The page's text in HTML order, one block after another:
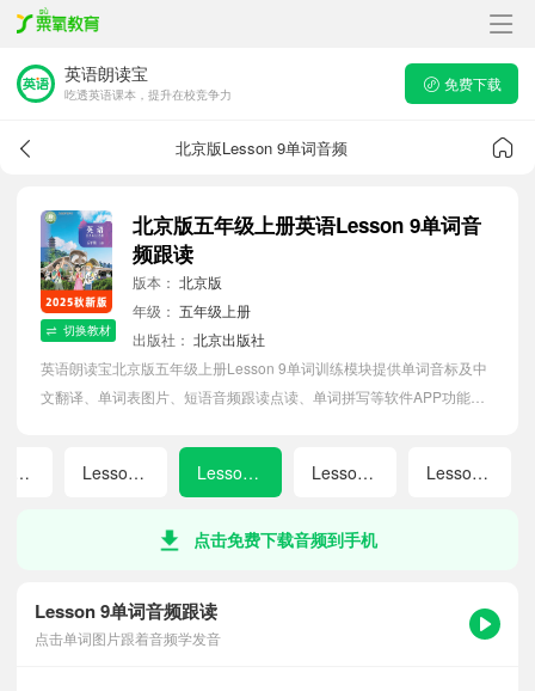
英语朗读宝
吃透英语课本，提升在校竞争力
免费下载
北京版Lesson 9单词音频
切换教材
北京版五年级上册英语Lesson 9单词音
频跟读
版本： 北京版
年级： 五年级上册
出版社： 北京出版社
英语朗读宝北京版五年级上册Lesson 9单词训练模块提供单词音标及中
文翻译、单词表图片、短语音频跟读点读、单词拼写等软件APP功能，
Lesson 7 Lesson 8 Lesson 9 Lesson 10 Lesson 11
点击免费下载音频到手机
Lesson 9单词音频跟读
点击单词图片跟着音频学发音